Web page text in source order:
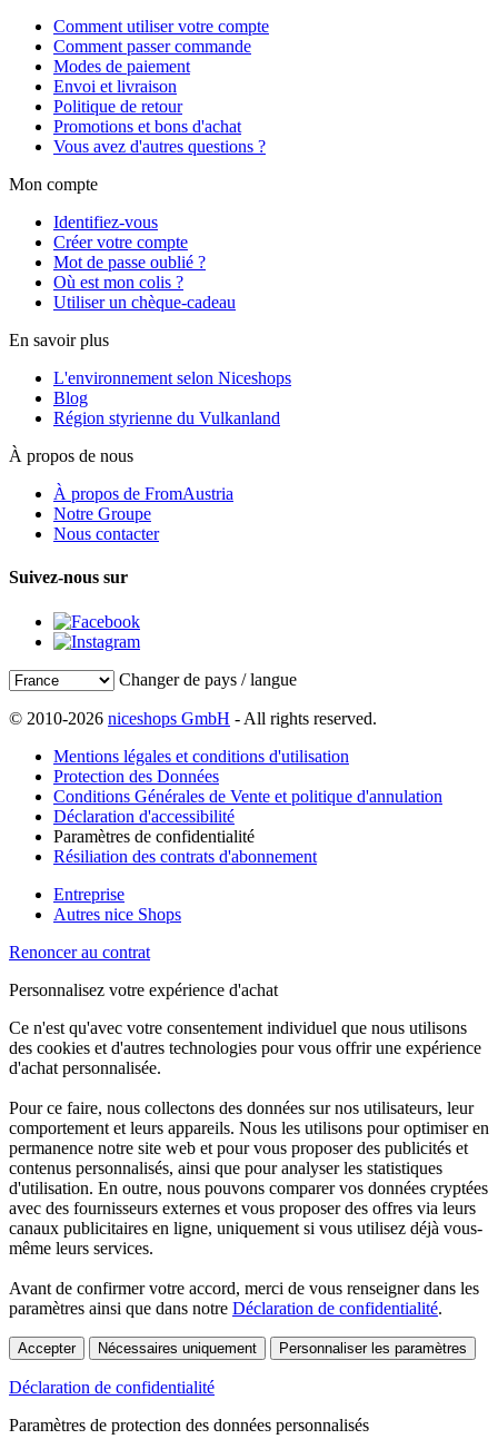
Comment utiliser votre compte
Comment passer commande
Modes de paiement
Envoi et livraison
Politique de retour
Promotions et bons d'achat
Vous avez d'autres questions ?
Mon compte
Identifiez-vous
Créer votre compte
Mot de passe oublié ?
Où est mon colis ?
Utiliser un chèque-cadeau
En savoir plus
L'environnement selon Niceshops
Blog
Région styrienne du Vulkanland
À propos de nous
À propos de FromAustria
Notre Groupe
Nous contacter
Suivez-nous sur
Changer de pays / langue
© 2010-2026 niceshops GmbH - All rights reserved.
Mentions légales et conditions d'utilisation
Protection des Données
Conditions Générales de Vente et politique d'annulation
Déclaration d'accessibilité
Paramètres de confidentialité
Résiliation des contrats d'abonnement
Entreprise
Autres nice Shops
Renoncer au contrat
Personnalisez votre expérience d'achat
Ce n'est qu'avec votre consentement individuel que nous utilisons
des cookies et d'autres technologies pour vous offrir une expérience
d'achat personnalisée.
Pour ce faire, nous collectons des données sur nos utilisateurs, leur
comportement et leurs appareils. Nous les utilisons pour optimiser en
permanence notre site web et pour vous proposer des publicités et
contenus personnalisés, ainsi que pour analyser les statistiques
d'utilisation. En outre, nous pouvons comparer vos données cryptées
avec des fournisseurs externes et vous proposer des offres via leurs
canaux publicitaires en ligne, uniquement si vous utilisez déjà vous-
même leurs services.
Avant de confirmer votre accord, merci de vous renseigner dans les
paramètres ainsi que dans notre Déclaration de confidentialité.
Accepter Nécessaires uniquement Personnaliser les paramètres
Déclaration de confidentialité
Paramètres de protection des données personnalisés